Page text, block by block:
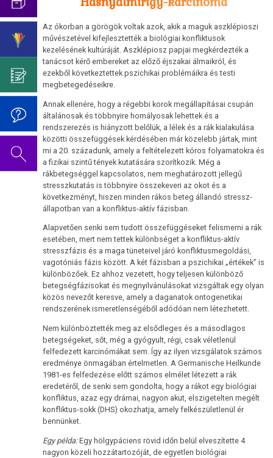
pszicho-
onkológiától
Germanische
Heilkunde
Viselkedési
Az
biológiai
természettörvény
Biológiai
természettörvény
Biológiai
természettörvény
természettörvény
Biológiai
természettörvény
Biológiai
természettörvény
Hasnyálmirigy
Hodgkin/Non-
Hodgkin
Neurodermatitis
Orr
Sclerosis
multiplex
szerkesztés
oldal
szerkesztés
alatt
áll.
Heilkunde
ismereteinek
elnyomása
Dr.
Hamer
Mein
Studentenmädchen
című
könyvéről
Születésnapi
koncert
2019
Az ókorban a görögök voltak azok, akik a maguk aszklépioszi
művészetével kifejlesztették a biológiai konfliktusok
kezelésének kultúráját. Aszklépiosz papjai megkérdezték a
tanácsot kérő embereket az előző éjszakai álmaikról, és
ezekből következtettek pszichikai problémáikra és testi
megbetegedéseikre.
Annak ellenére, hogy a régebbi korok megállapításai csupán
általánosak és többnyire homályosak lehettek és a
rendszerezés is hiányzott belőlük, a lélek és a rák kialakulása
közötti összefüggések kérdésében már közelebb jártak, mint
mi a 20. századunk, amely a feltételezett kóros folyamatokra és
a fizikai szintű tények kutatására szorítkozik. Még a
rákbetegséggel kapcsolatos, nem meghatározott jellegű
stresszkutatás is többnyire összekeveri az okot és a
következményt, hiszen minden rákos beteg állandó stressz-
állapotban van a konfliktus-aktív fázisban.
Alapvetően senki sem tudott összefüggéseket felismerni a rák
esetében, mert nem tettek különbséget a konfliktus-aktív
stresszfázis és a maga tüneteivel járó konfliktusmegoldási,
vagotóniás fázis között. A két fázisban a pszichikai „értékek” is
különbözőek. Ez ahhoz vezetett, hogy teljesen különböző
betegségfázisokat és megnyilvánulásokat vizsgáltak egy olyan
közös nevezőt keresve, amely a daganatok ontogenetikai
rendszerének ismeretlenségéből adódóan nem létezhetett.
Nem különböztették meg az elsődleges és a másodlagos
betegségeket, sőt, még a gyógyult, régi, csak véletlenül
felfedezett karcinómákat sem. Így az ilyen vizsgálatok számos
eredménye önmagában értelmetlen. A Germanische Heilkunde
1981-es felfedezése előtt számos elmélet létezett a rák
eredetéről, de senki sem gondolta, hogy a rákot egy biológiai
konfliktus, azaz egy drámai, nagyon akut, elszigetelten megélt
konfliktus-sokk (DHS) okozhatja, amely felkészületlenül ér
bennünket.
Egy példa:Egy hölgypáciens rövid időn belül elveszítette 4
nagyon közeli hozzátartozóját, de egyetlen biológiai